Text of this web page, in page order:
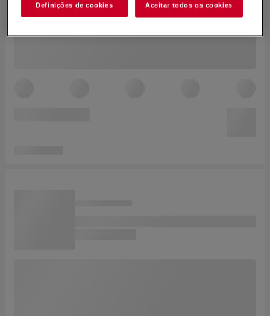
Definições de cookies Aceitar todos os cookies